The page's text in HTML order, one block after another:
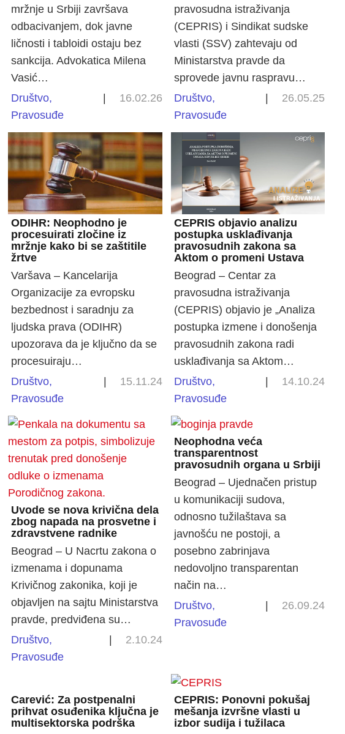
mržnje u Srbiji završava
odbacivanjem, dok javne
ličnosti i tabloidi ostaju bez
sankcija. Advokatica Milena
Vasić…
Društvo,
Pravosuđe
| 16.02.26
pravosudna istraživanja
(CEPRIS) i Sindikat sudske
vlasti (SSV) zahtevaju od
Ministarstva pravde da
sprovede javnu raspravu…
Društvo,
Pravosuđe
| 26.05.25
ODIHR: Neophodno je
procesuirati zločine iz
mržnje kako bi se zaštitile
žrtve
Varšava – Kancelarija
Organizacije za evropsku
bezbednost i saradnju za
ljudska prava (ODIHR)
upozorava da je ključno da se
procesuiraju…
Društvo,
Pravosuđe
| 15.11.24
CEPRIS objavio analizu
postupka usklađivanja
pravosudnih zakona sa
Aktom o promeni Ustava
Beograd – Centar za
pravosudna istraživanja
(CEPRIS) objavio je „Analiza
postupka izmene i donošenja
pravosudnih zakona radi
usklađivanja sa Aktom…
Društvo,
Pravosuđe
| 14.10.24
Uvode se nova krivična dela
zbog napada na prosvetne i
zdravstvene radnike
Beograd – U Nacrtu zakona o
izmenama i dopunama
Krivičnog zakonika, koji je
objavljen na sajtu Ministarstva
pravde, predviđena su…
Društvo,
Pravosuđe
| 2.10.24
Neophodna veća
transparentnost
pravosudnih organa u Srbiji
Beograd – Ujednačen pristup
u komunikaciji sudova,
odnosno tužilaštava sa
javnošću ne postoji, a
posebno zabrinjava
nedovoljno transparentan
način na…
Društvo,
Pravosuđe
| 26.09.24
Carević: Za postpenalni
prihvat osuđenika ključna je
multisektorska podrška
CEPRIS: Ponovni pokušaj
mešanja izvršne vlasti u
izbor sudija i tužilaca